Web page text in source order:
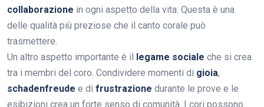
collaborazione in ogni aspetto della vita. Questa è una
delle qualità più preziose che il canto corale può
trasmettere.
Un altro aspetto importante è il legame sociale che si crea
tra i membri del coro. Condividere momenti di gioia,
schadenfreude e di frustrazione durante le prove e le
esibizioni crea un forte senso di comunità. I cori possono